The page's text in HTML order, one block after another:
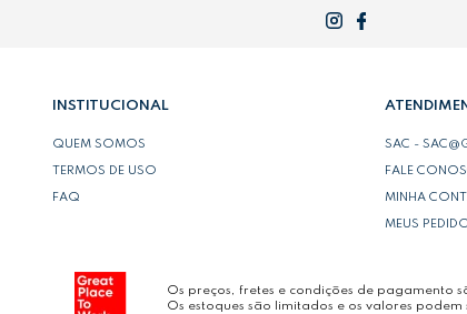
INSTITUCIONAL
QUEM SOMOS
TERMOS DE USO
FAQ
SAC -
FALE
MINHA
MEUS
Os preços, fretes e condições de pagamento
Os estoques são limitados e os valores